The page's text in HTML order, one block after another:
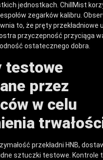
jednostkach. ChillMist
zegarków kalibru.
to, że pręty przekładniowe
przyczepność przyciąga
ostatecznego dobra.
testowe
przez
w celu
przekładni HNB,
sztuczki testowe. Kontrole